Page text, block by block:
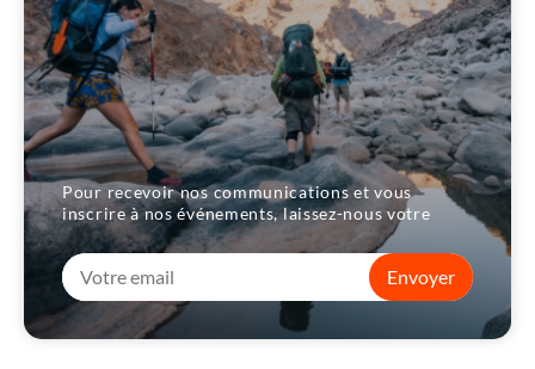
Pour recevoir nos communications et vous
inscrire à nos événements, laissez-nous votre
Envoyer